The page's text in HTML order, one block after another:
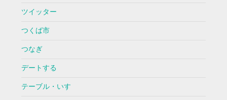
ツイッター
つくば市
つなぎ
デートする
テーブル・いす